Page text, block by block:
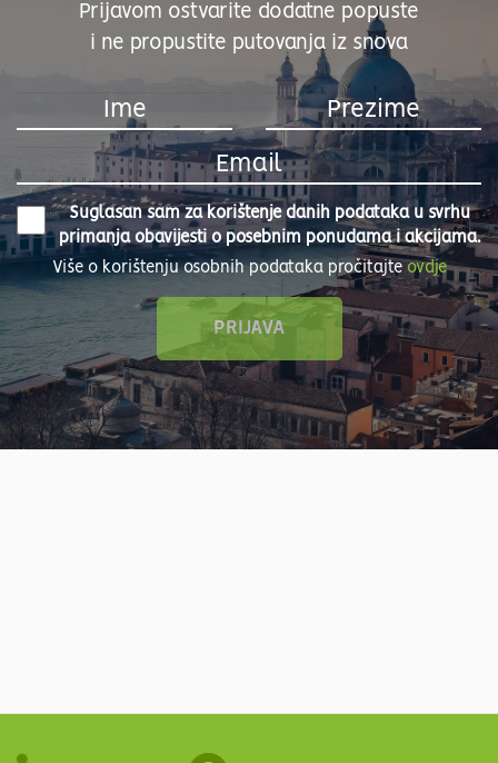
Prijavom ostvarite dodatne popuste
i ne propustite putovanja iz snova
Suglasan sam za korištenje danih podataka u svrhu
primanja obavijesti o posebnim ponudama i akcijama.
Više o korištenju osobnih podataka pročitajteovdje